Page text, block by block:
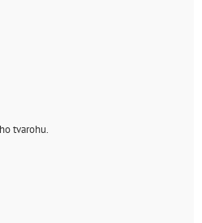
tvarohu.